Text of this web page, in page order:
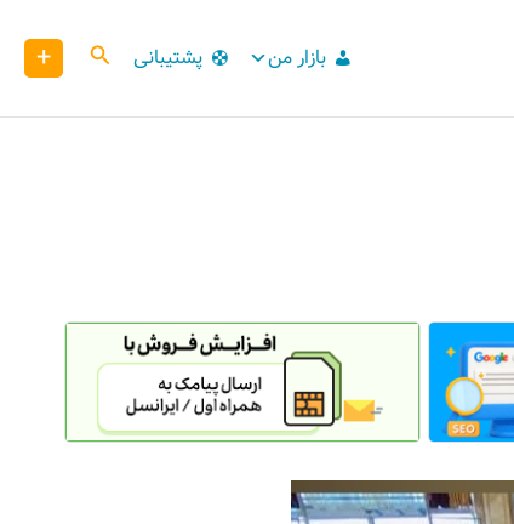
بازار من پشتیبانی کاوش +